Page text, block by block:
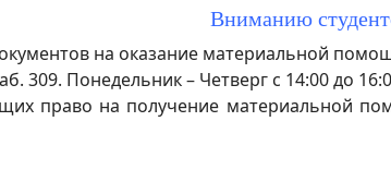
Вниманию
на оказание материальной
309. Понедельник – Четверг с 14:00 до
право на получение материальной